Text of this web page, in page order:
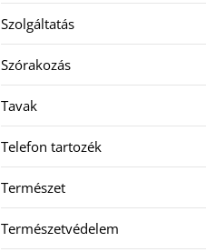
Szolgáltatás
Szórakozás
Tavak
Telefon tartozék
Természet
Természetvédelem